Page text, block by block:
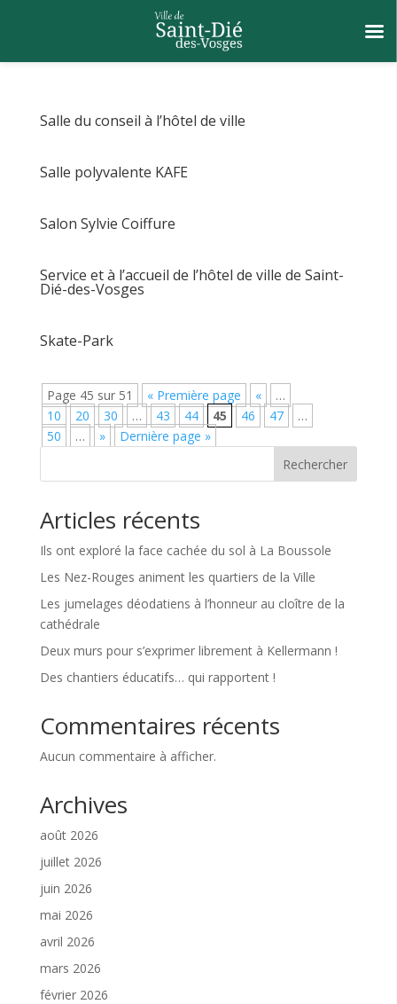
Salle du conseil à l’hôtel de ville
Salle polyvalente KAFE
Salon Sylvie Coiffure
Service et à l’accueil de l’hôtel de ville de Saint-
Dié-des-Vosges
Skate-Park
Page 45 sur 51 « Première page «
…
10
20 30 … 43 44 45 46 47
…
50
… »
Dernière page »
Rechercher
Articles récents
Ils ont exploré la face cachée du sol à La Boussole
Les Nez-Rouges animent les quartiers de la Ville
Les jumelages déodatiens à l’honneur au cloître de la
cathédrale
Deux murs pour s’exprimer librement à Kellermann !
Des chantiers éducatifs… qui rapportent !
Commentaires récents
Aucun commentaire à afficher.
Archives
août 2026
juillet 2026
juin 2026
mai 2026
avril 2026
mars 2026
février 2026